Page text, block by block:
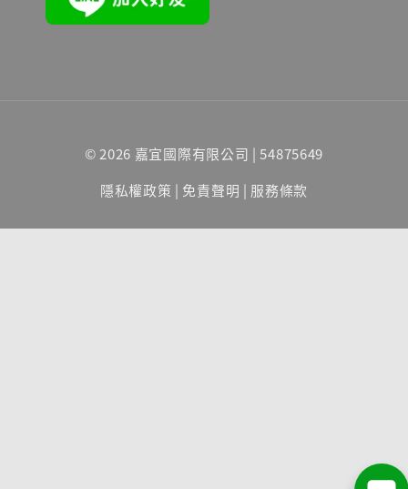
© 2026 嘉宜國際有限公司 | 54875649
隱私權政策 | 免責聲明 | 服務條款